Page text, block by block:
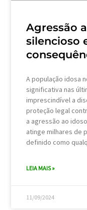
Agressão
silencioso
A população idosa
significativa nas
imprescindível a
proteção legal
a agressão ao
atinge milhares de
definido como
LEIA MAIS »
11/09/2024